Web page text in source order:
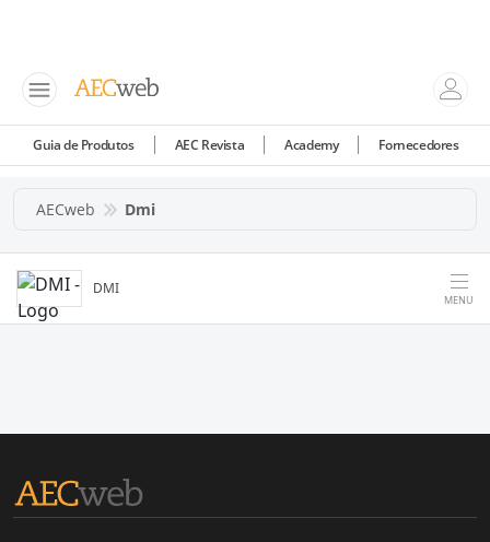
Guia de Produtos AEC Revista Academy Fornecedores
AECweb Dmi
DMI
MENU